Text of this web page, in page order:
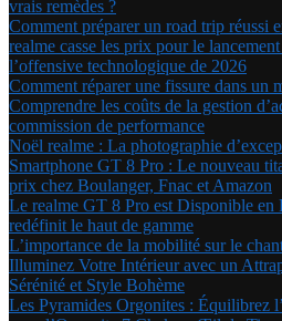
vrais remèdes ?
Comment préparer un road trip réussi
realme casse les prix pour le
l’offensive technologique de 2026
Comment réparer une fissure dans un
Comprendre les coûts de la gestion
commission de performance
Noël realme : La photographie
Smartphone GT 8 Pro : Le nouveau
prix chez Boulanger, Fnac et Amazon
Le realme GT 8 Pro est Disponible
redéfinit le haut de gamme
L’importance de la mobilité sur le
Illuminez Votre Intérieur avec un
Sérénité et Style Bohème
Les Pyramides Orgonites : Équilibrez